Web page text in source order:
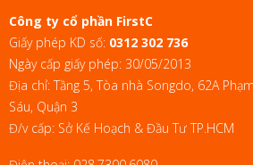
Công ty cổ phần FirstC
Giấy phép KD số: 0312 302 736
Ngày cấp giấy phép: 30/05/2013
Địa chỉ: Tầng 5, Tòa nhà Songdo, 62A
Sáu, Quận 3
Đ/v cấp: Sở Kế Hoạch & Đầu Tư TP.HCM